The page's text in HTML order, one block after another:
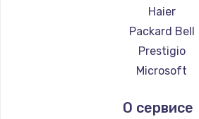
Ремонт ноутбуков
Ремонт ноутбуков
Ремонт ноутбуков
Ремонт ноутбуков
Ремонт ноутбуков
Haier
Packard Bell
Prestigio
Microsoft
Aquarius
О сервисе